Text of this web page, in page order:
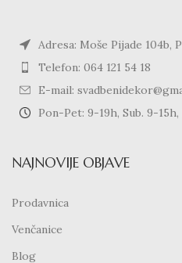
Adresa: Moše Pijade 104b,
Telefon: 064 121 54 18
E-mail:
Pon-Pet: 9-19h, Sub. 9-
NAJNOVIJE OBJAVE
Prodavnica
Venčanice
Blog